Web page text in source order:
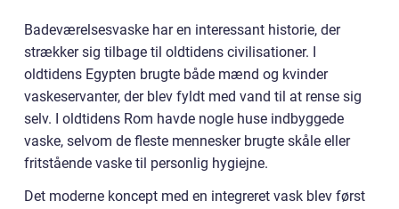
Badeværelsesvaske har en interessant historie, der
strækker sig tilbage til oldtidens civilisationer. I
oldtidens Egypten brugte både mænd og kvinder
vaskeservanter, der blev fyldt med vand til at rense sig
selv. I oldtidens Rom havde nogle huse indbyggede
vaske, selvom de fleste mennesker brugte skåle eller
fritstående vaske til personlig hygiejne.
Det moderne koncept med en integreret vask blev først